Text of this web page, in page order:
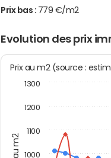
Prix bas : 779 €/m2
Evolution des prix
Prix au m2 (source :
1000
1100
1200
1300